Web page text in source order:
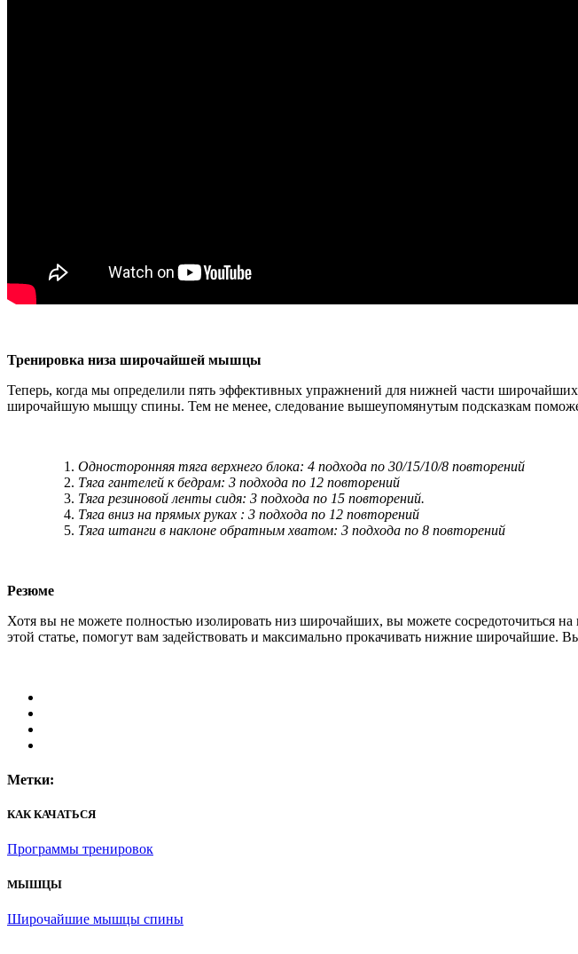
Тренировка низа широчайшей мышцы
Теперь, когда мы определили пять эффективных упражнений для нижней части
широчайшую мышцу спины. Тем не менее, следование вышеупомянутым подсказкам
Односторонняя тяга верхнего блока: 4 подхода по 30/15/10/8 повторений
Тяга гантелей к бедрам: 3 подхода по 12 повторений
Тяга резиновой ленты сидя: 3 подхода по 15 повторений.
Тяга вниз на прямых руках : 3 подхода по 12 повторений
Тяга штанги в наклоне обратным хватом: 3 подхода по 8 повторений
Резюме
Хотя вы не можете полностью изолировать низ широчайших, вы можете сосредоточиться
этой статье, помогут вам задействовать и максимально прокачивать нижние широчайшие.
Метки:
КАК КАЧАТЬСЯ
Программы тренировок
МЫШЦЫ
Широчайшие мышцы спины